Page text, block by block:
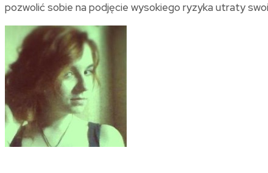
pozwolić sobie na podjęcie wysokiego ryzyka utraty